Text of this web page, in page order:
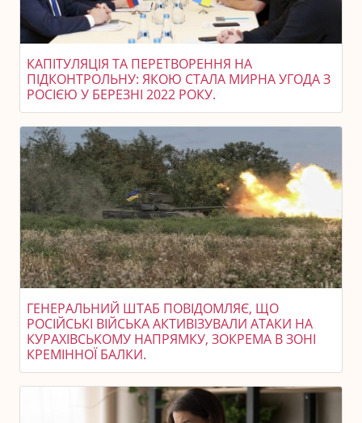
КАПІТУЛЯЦІЯ ТА ПЕРЕТВОРЕННЯ НА
ПІДКОНТРОЛЬНУ: ЯКОЮ СТАЛА МИРНА УГОДА З
РОСІЄЮ У БЕРЕЗНІ 2022 РОКУ.
ГЕНЕРАЛЬНИЙ ШТАБ ПОВІДОМЛЯЄ, ЩО
РОСІЙСЬКІ ВІЙСЬКА АКТИВІЗУВАЛИ АТАКИ НА
КУРАХІВСЬКОМУ НАПРЯМКУ, ЗОКРЕМА В ЗОНІ
КРЕМІННОЇ БАЛКИ.